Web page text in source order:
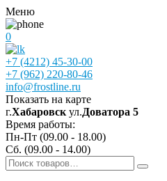
Меню
0
+7 (4212) 45-30-00
+7 (962) 220-80-46
info@frostline.ru
Показать на карте
г.Хабаровск ул.Доватора 5
Время работы:
Пн-Пт (09.00 - 18.00)
Сб. (09.00 - 14.00)